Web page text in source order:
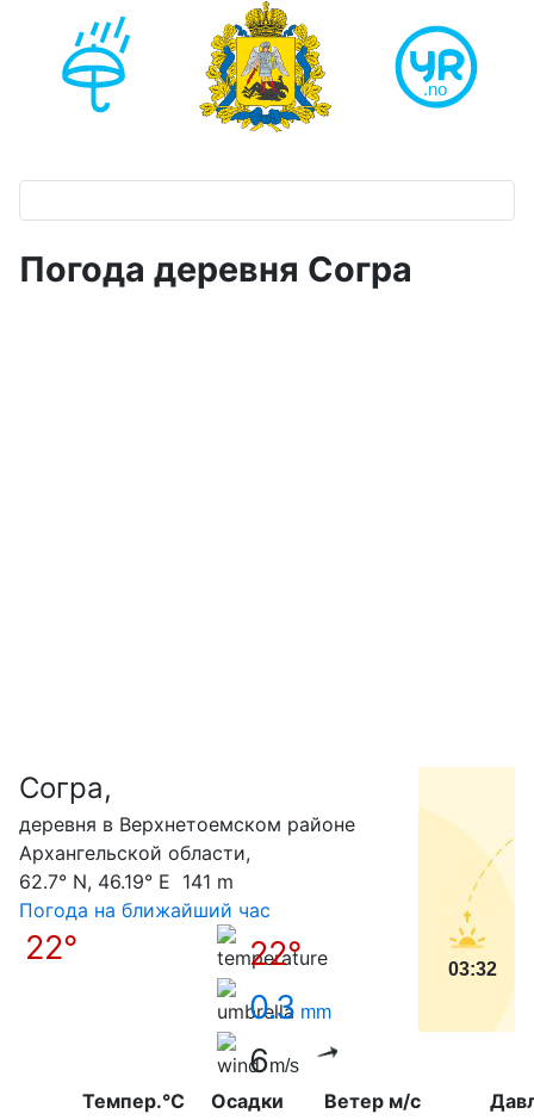
Погода деревня Согра
Согра,
деревня в Верхнетоемском районе
Архангельской области,
62.7° N, 46.19° E 141 m
Погода на ближайший час
22°
22°
0.3 mm
6m/s
03:32
Темпер.°C Осадки Ветер м/с